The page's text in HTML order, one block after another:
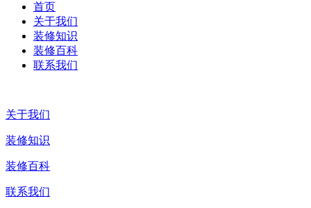
首页
关于我们
装修知识
装修百科
联系我们
关于我们
装修知识
装修百科
联系我们